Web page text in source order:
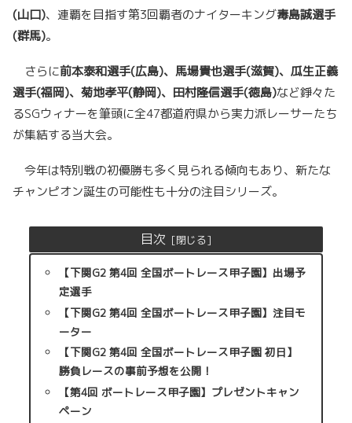
(山口)、連覇を目指す第3回覇者のナイターキング毒島誠選手
(群馬)。
さらに前本泰和選手(広島)、馬場貴也選手(滋賀)、瓜生正義
選手(福岡)、菊地孝平(静岡)、田村隆信選手(徳島)など錚々た
るSGウィナーを筆頭に全47都道府県から実力派レーサーたち
が集結する当大会。
今年は特別戦の初優勝も多く見られる傾向もあり、新たな
チャンピオン誕生の可能性も十分の注目シリーズ。
目次
【下関G2 第4回 全国ボートレース甲子園】出場予
定選手
【下関G2 第4回 全国ボートレース甲子園】注目モ
ーター
【下関G2 第4回 全国ボートレース甲子園 初日】
勝負レースの事前予想を公開！
【第4回 ボートレース甲子園】プレゼントキャン
ペーン